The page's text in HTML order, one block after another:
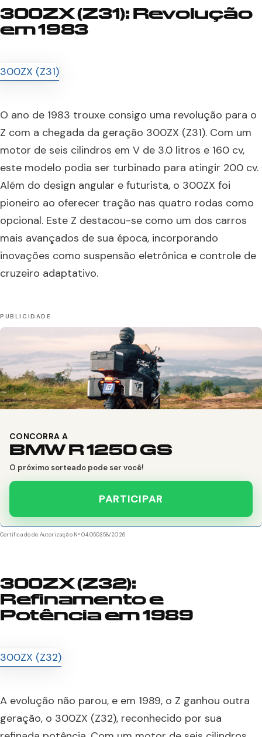
300ZX (Z31): Revolução
em 1983
O ano de 1983 trouxe consigo uma revolução para o
Z com a chegada da geração 300ZX (Z31). Com um
motor de seis cilindros em V de 3.0 litros e 160 cv,
este modelo podia ser turbinado para atingir 200 cv.
Além do design angular e futurista, o 300ZX foi
pioneiro ao oferecer tração nas quatro rodas como
opcional. Este Z destacou-se como um dos carros
mais avançados de sua época, incorporando
inovações como suspensão eletrônica e controle de
cruzeiro adaptativo.
CONCORRA A
BMW R 1250 GS
O próximo sorteado pode ser você!
PARTICIPAR
Certificado de Autorização Nº 04.050358/2026
300ZX (Z32):
Refinamento e
Potência em 1989
A evolução não parou, e em 1989, o Z ganhou outra
geração, o 300ZX (Z32), reconhecido por sua